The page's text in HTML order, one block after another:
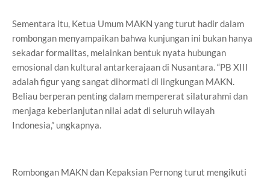
Sementara itu, Ketua Umum MAKN yang turut hadir dalam
rombongan menyampaikan bahwa kunjungan ini bukan hanya
sekadar formalitas, melainkan bentuk nyata hubungan
emosional dan kultural antarkerajaan di Nusantara. “PB XIII
adalah figur yang sangat dihormati di lingkungan MAKN.
Beliau berperan penting dalam mempererat silaturahmi dan
menjaga keberlanjutan nilai adat di seluruh wilayah
Indonesia,” ungkapnya.
Rombongan MAKN dan Kepaksian Pernong turut mengikuti